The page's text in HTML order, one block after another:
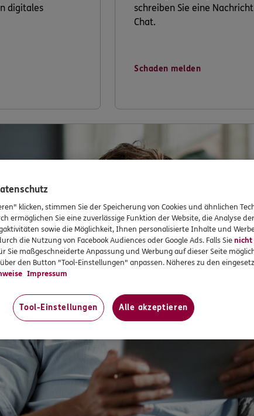
digitales
schreiben Sie eine
Chat.
Schaden melden
klicken, stimmen Sie der Speicherung von Cookies und ähnlichen
ermöglichen Sie eine zuverlässige Funktion der Website, die Analyse
sowie die Möglichkeit, Ihnen personalisierte Inhalte und
die Nutzung von Facebook Audiences oder Google Ads. Falls Sienicht
Sie maßgeschneiderte Anpassung und Werbung auf dieser Seite
den Button "Tool-Einstellungen" anpassen. Näheres zu den
Impressum
Tool-Einstellungen Alle akzeptieren